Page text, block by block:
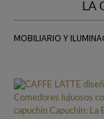
LA
MOBILIARIO Y